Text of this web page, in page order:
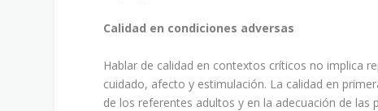
Calidad en condiciones adversas
Hablar de calidad en contextos críticos no implica
cuidado, afecto y estimulación. La calidad en
de los referentes adultos y en la adecuación de las